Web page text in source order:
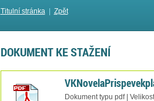
Titulní stránka| Zpět
DOKUMENT KE STAŽENÍ
Dokument typu pdf |